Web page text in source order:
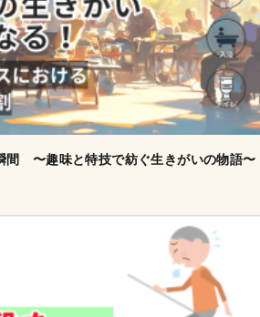
間 〜趣味と特技で紡ぐ生きがいの物語〜